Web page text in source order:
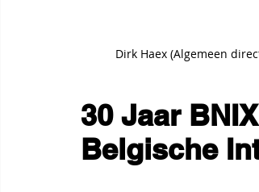
Dirk Haex (Algemeen
30 Jaar
Belgische